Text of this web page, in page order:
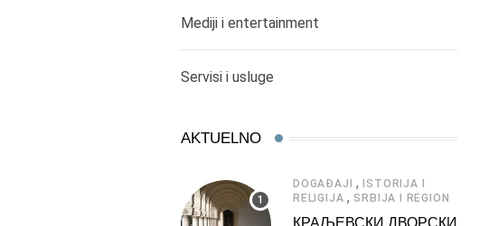
Mediji i entertainment
Servisi i usluge
AKTUELNO
DOGAĐAJI , ISTORIJA I
RELIGIJA , SRBIJA I REGION